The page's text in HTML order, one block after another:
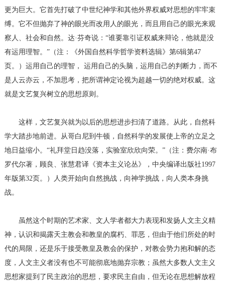
更为巨大。它首先打破了中世纪神学和其他外界权威对思想的牢牢束
缚。它不但抛弃了神的眼光而改用人的眼光，而且用自己的眼光来观
察人、社会和自然。达·芬奇说：“谁要靠引证权威来辩论，他就是没
有运用理智。”（注：《外国自然科学哲学资料选辑》第6辑第47
页。）运用自己的理智， 运用自己的头脑，运用自己的判断力，而不
是人云亦云，不加思考，把所谓神定论视为超越一切的绝对权威。这
就是文艺复兴树立的思想原则。
这样，文艺复兴就为以后的思想进步扫清了道路。从此，自然科
学大踏步地前进。从哥白尼到牛顿，自然科学的发展使上帝的立足之
地日益缩小。“礼拜堂日趋没落，实验室欣欣向荣。”（注：费尔南·布
罗代尔著，顾良、张慧君译《资本主义论丛》，中央编译出版社1997
年版第32页。）人类开始向自然挑战，向神学挑战，向人类本身挑
战。
虽然这个时期的艺术家、文人学者都大力表现和发扬人文主义精
神，认识和揭露天主教会和教皇的腐朽、罪恶，但由于他们所处的时
代的局限，还是乐于接受教皇及教会的保护，对教会势力抱和解的态
度，人文主义者没有也不可能彻底地抛弃宗教；虽然大多数人文主义
思想家提到了民主政治的思想，要求民主自由，但无论在思想解放程